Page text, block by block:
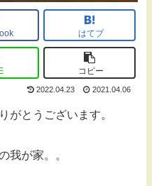
はてブ
コピー
2022.04.23 2021.04.06
がとうございます。
我が家。。